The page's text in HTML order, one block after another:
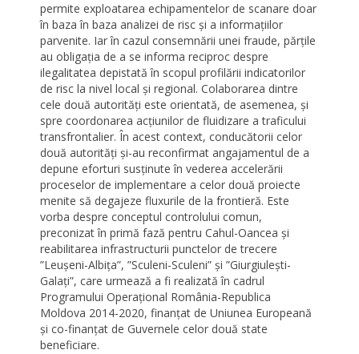
permite exploatarea echipamentelor de scanare doar
în baza în baza analizei de risc și a informațiilor
parvenite. Iar în cazul consemnării unei fraude, părțile
au obligația de a se informa reciproc despre
ilegalitatea depistată în scopul profilării indicatorilor
de risc la nivel local și regional. Colaborarea dintre
cele două autorități este orientată, de asemenea, și
spre coordonarea acțiunilor de fluidizare a traficului
transfrontalier. În acest context, conducătorii celor
două autorități și-au reconfirmat angajamentul de a
depune eforturi susținute în vederea accelerării
proceselor de implementare a celor două proiecte
menite să degajeze fluxurile de la frontieră. Este
vorba despre conceptul controlului comun,
preconizat în primă fază pentru Cahul-Oancea și
reabilitarea infrastructurii punctelor de trecere
”Leușeni-Albița”, ”Sculeni-Sculeni” și ”Giurgiulești-
Galați”, care urmează a fi realizată în cadrul
Programului Operațional România-Republica
Moldova 2014-2020, finanțat de Uniunea Europeană
și co-finanțat de Guvernele celor două state
beneficiare.